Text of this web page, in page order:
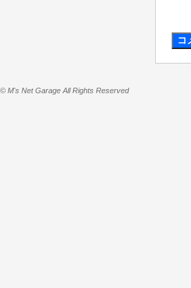
© M's Net Garage All Rights Reserved